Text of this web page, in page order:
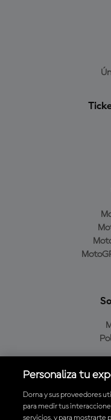
Personaliza tu
Dorna y sus proveedores
para medir tus
servicios, y para mostrarte